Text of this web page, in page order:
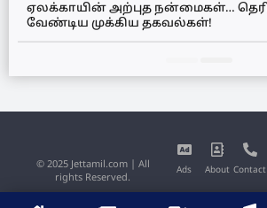
ஏலக்காயின் அற்புத நன்மைகள்…
வேண்டிய முக்கிய தகவல்கள்!
Ads About Contact
© 2025 Jettamil.com | All
rights Reserved.